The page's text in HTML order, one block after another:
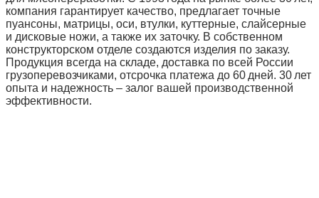
компания гарантирует качество, предлагает точные
пуансоны, матрицы, оси, втулки, куттерные, слайсерные
и дисковые ножи, а также их заточку. В собственном
конструкторском отделе создаются изделия по заказу.
Продукция всегда на складе, доставка по всей России
грузоперевозчиками, отсрочка платежа до 60 дней. 30 лет
опыта и надежность – залог вашей производственной
эффективности.